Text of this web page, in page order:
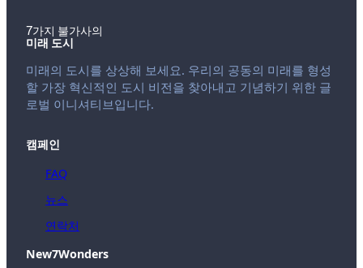
7가지 불가사의
미래 도시
미래의 도시를 상상해 보세요. 우리의 공동의 미래를 형성
할 가장 혁신적인 도시 비전을 찾아내고 기념하기 위한 글
로벌 이니셔티브입니다.
캠페인
FAQ
뉴스
연락처
New7Wonders